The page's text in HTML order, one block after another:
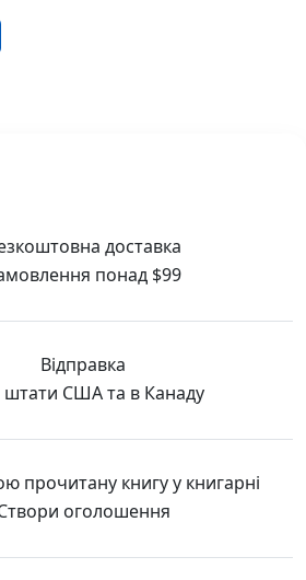
Канаді
DreamyShelf.com ви
доставка
понад $99
Відправка
штати США та в Канаду
прочитану книгу у книгарні
оголошення